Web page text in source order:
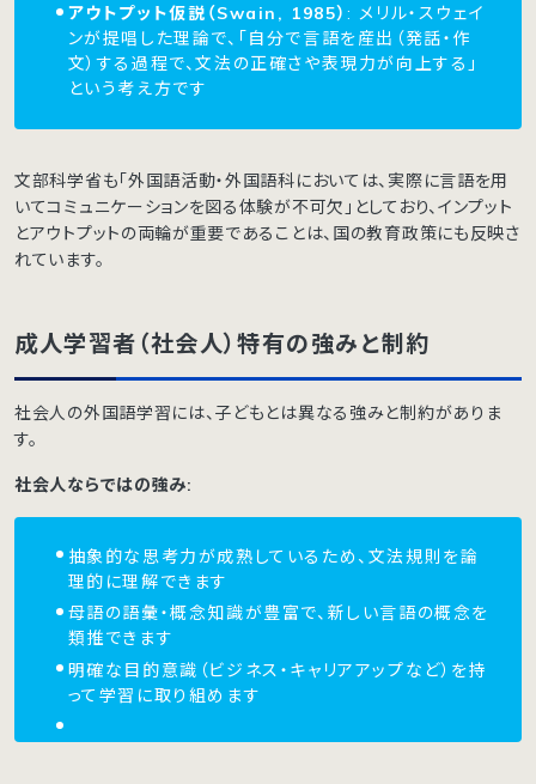
アウトプット仮説（Swain, 1985）: メリル・スウェイ
ンが提唱した理論で、「自分で言語を産出（発話・作
文）する過程で、文法の正確さや表現力が向上する」
という考え方です
文部科学省も「外国語活動・外国語科においては、実際に言語を用
いてコミュニケーションを図る体験が不可欠」としており、インプット
とアウトプットの両輪が重要であることは、国の教育政策にも反映さ
れています。
成人学習者（社会人）特有の強みと制約
社会人の外国語学習には、子どもとは異なる強みと制約がありま
す。
社会人ならではの強み:
抽象的な思考力が成熟しているため、文法規則を論
理的に理解できます
母語の語彙・概念知識が豊富で、新しい言語の概念を
類推できます
明確な目的意識（ビジネス・キャリアアップなど）を持
って学習に取り組めます